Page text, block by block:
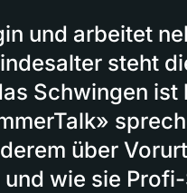
und arbeitet
steht
Schwingen ist
über
wie sie